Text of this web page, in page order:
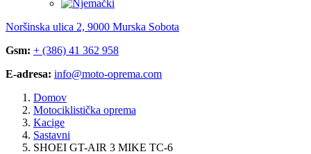
Noršinska ulica 2, 9000 Murska Sobota
Gsm: + (386) 41 362 958
E-adresa: info@moto-oprema.com
Domov
Motociklistička oprema
Kacige
Sastavni
SHOEI GT-AIR 3 MIKE TC-6